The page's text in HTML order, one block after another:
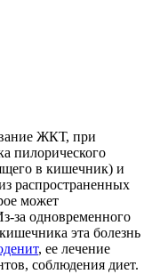
ЖКТ, при
пилорического
в кишечник) и
распространенных
может
за одновременного
эта болезнь
, ее лечение
соблюдения диет.